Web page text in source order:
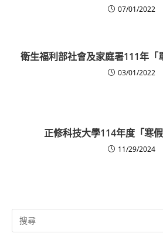
07/01/2022
衛生福利部社會及家庭署111年「
03/01/2022
正修科技大學114年度「寒假
11/29/2024
Search
for: